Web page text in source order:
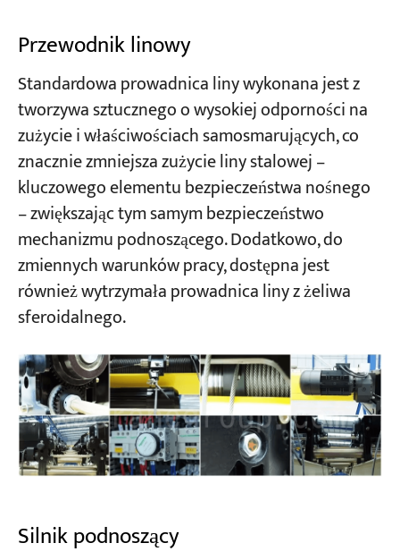
Przewodnik linowy
Standardowa prowadnica liny wykonana jest z
tworzywa sztucznego o wysokiej odporności na
zużycie i właściwościach samosmarujących, co
znacznie zmniejsza zużycie liny stalowej –
kluczowego elementu bezpieczeństwa nośnego
– zwiększając tym samym bezpieczeństwo
mechanizmu podnoszącego. Dodatkowo, do
zmiennych warunków pracy, dostępna jest
również wytrzymała prowadnica liny z żeliwa
sferoidalnego.
Silnik podnoszący